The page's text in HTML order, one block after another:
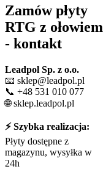
Zamów płyty
RTG z ołowiem
- kontakt
Leadpol Sp. z o.o.
📧 sklep@leadpol.pl
📞 +48 531 010 077
🌐 sklep.leadpol.pl
⚡ Szybka realizacja:
Płyty dostępne z
magazynu, wysyłka w
24h